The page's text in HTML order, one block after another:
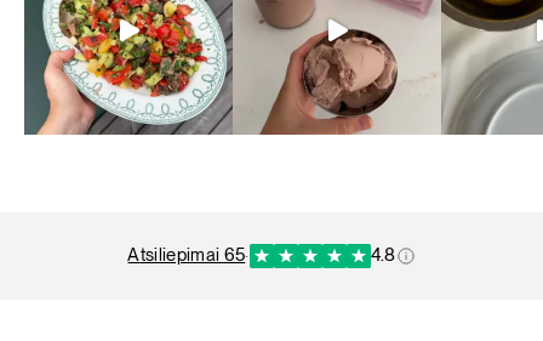
atsiliepimai 65· 4.8